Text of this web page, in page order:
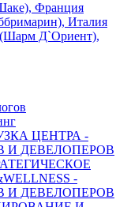
Франция
Италия
Д`Ориент),
ЦЕНТРА -
И ДЕВЕЛОПЕРОВ
-
И ДЕВЕЛОПЕРОВ